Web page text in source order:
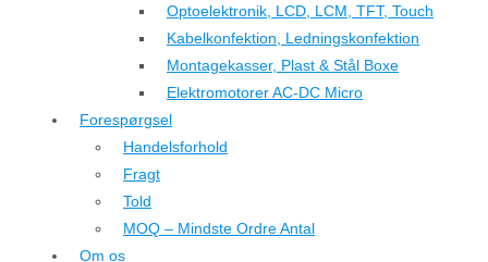
Optoelektronik, LCD, LCM, TFT, Touch
Kabelkonfektion, Ledningskonfektion
Montagekasser, Plast & Stål Boxe
Elektromotorer AC-DC Micro
Forespørgsel
Handelsforhold
Fragt
Told
MOQ – Mindste Ordre Antal
Om os